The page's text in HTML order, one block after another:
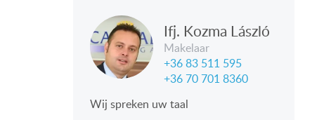
Ifj. Kozma László
Makelaar
+36 83 511 595
+36 70 701 8360
Wij spreken uw taal